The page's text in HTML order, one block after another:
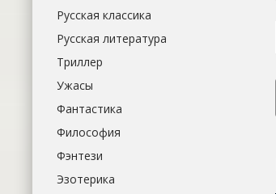
Русская классика
Русская литература
Триллер
Ужасы
Фантастика
Философия
Фэнтези
Эзотерика